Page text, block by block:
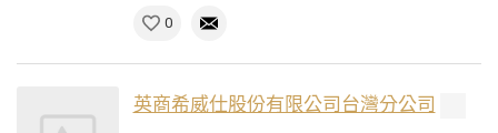
0
英商希威仕股份有限公司台灣分公司